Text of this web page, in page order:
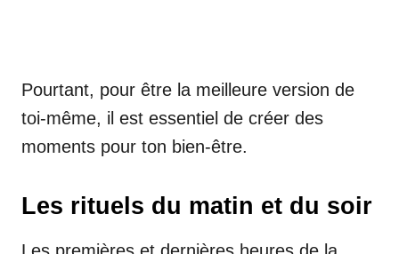
Pourtant, pour être la meilleure version de
toi-même, il est essentiel de créer des
moments pour ton bien-être.
Les rituels du matin et du soir